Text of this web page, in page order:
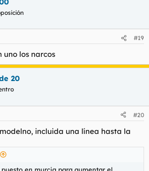
#19
uno los narcos
20
#20
incluida una línea hasta la
en murcia para aumentar el